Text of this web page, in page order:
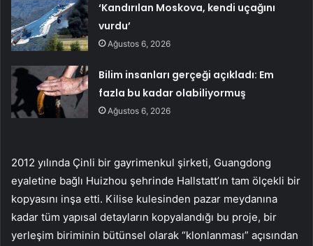
‘Kandırılan Moskova, kendi uçağını
vurdu’
Ağustos 6, 2026
Bilim insanları gerçeği açıkladı: Em
fazla bu kadar olabiliyormuş
Ağustos 6, 2026
2012 yılında Çinli bir gayrimenkul şirketi, Guangdong
eyaletine bağlı Huizhou şehrinde Hallstatt’ın tam ölçekli bir
kopyasını inşa etti. Kilise kulesinden pazar meydanına
kadar tüm yapısal detayların kopyalandığı bu proje, bir
yerleşim biriminin bütünsel olarak “klonlanması” açısından